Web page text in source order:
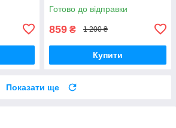
Готово до відправки
859 ₴ 1 200 ₴
Купити
Показати ще